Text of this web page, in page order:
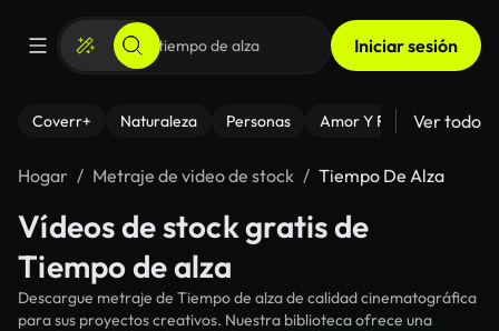
Iniciar sesión
Coverr+ Naturaleza Personas Amor Y Relaciones
Ver todo
Hogar Metraje de video de stock Tiempo De Alza
Vídeos de stock gratis de
Tiempo de alza
Descargue metraje de Tiempo de alza de calidad cinematográfica
para sus proyectos creativos. Nuestra biblioteca ofrece una